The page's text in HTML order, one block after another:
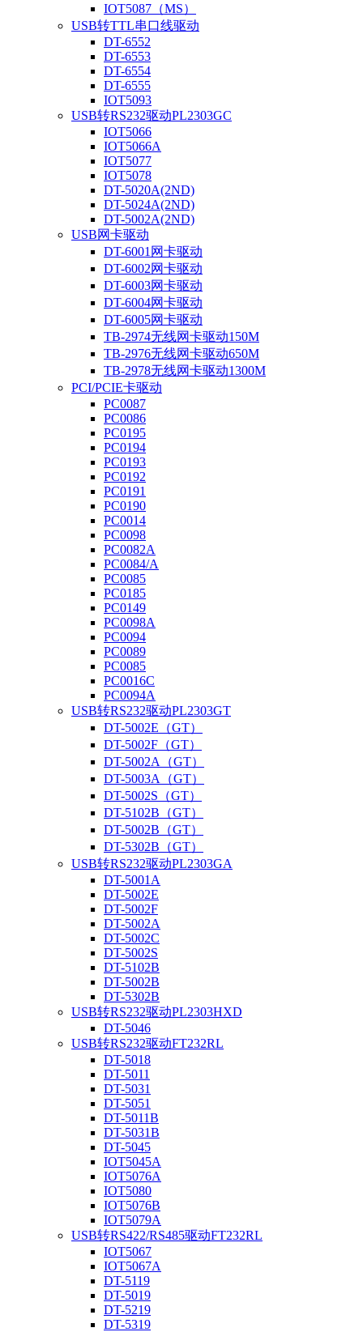
IOT5087（MS）
USB转TTL串口线驱动
DT-6552
DT-6553
DT-6554
DT-6555
IOT5093
USB转RS232驱动PL2303GC
IOT5066
IOT5066A
IOT5077
IOT5078
DT-5020A(2ND)
DT-5024A(2ND)
DT-5002A(2ND)
USB网卡驱动
DT-6001网卡驱动
DT-6002网卡驱动
DT-6003网卡驱动
DT-6004网卡驱动
DT-6005网卡驱动
TB-2974无线网卡驱动150M
TB-2976无线网卡驱动650M
TB-2978无线网卡驱动1300M
PCI/PCIE卡驱动
PC0087
PC0086
PC0195
PC0194
PC0193
PC0192
PC0191
PC0190
PC0014
PC0098
PC0082A
PC0084/A
PC0085
PC0185
PC0149
PC0098A
PC0094
PC0089
PC0085
PC0016C
PC0094A
USB转RS232驱动PL2303GT
DT-5002E（GT）
DT-5002F（GT）
DT-5002A（GT）
DT-5003A（GT）
DT-5002S（GT）
DT-5102B（GT）
DT-5002B（GT）
DT-5302B（GT）
USB转RS232驱动PL2303GA
DT-5001A
DT-5002E
DT-5002F
DT-5002A
DT-5002C
DT-5002S
DT-5102B
DT-5002B
DT-5302B
USB转RS232驱动PL2303HXD
DT-5046
USB转RS232驱动FT232RL
DT-5018
DT-5011
DT-5031
DT-5051
DT-5011B
DT-5031B
DT-5045
IOT5045A
IOT5076A
IOT5080
IOT5076B
IOT5079A
USB转RS422/RS485驱动FT232RL
IOT5067
IOT5067A
DT-5119
DT-5019
DT-5219
DT-5319